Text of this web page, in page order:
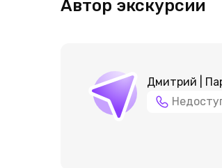
Автор экскурсии
Дмитрий |